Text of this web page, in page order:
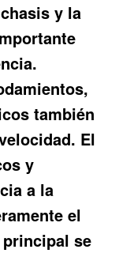
y la
también
El
y
a la
el
se